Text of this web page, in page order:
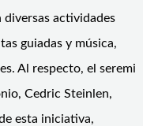
diversas actividades
guiadas y música,
Al respecto, el seremi
Cedric Steinlen,
esta iniciativa,